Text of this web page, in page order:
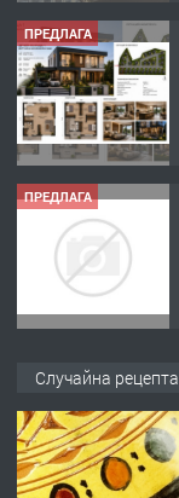
ПРЕДЛАГА
ПРЕДЛАГА
Случайна рецепта